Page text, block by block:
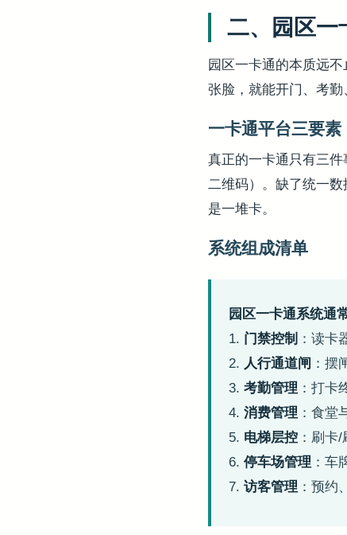
二、园区一
园区一卡通的本质远
张脸，就能开门、考勤
一卡通平台三要素
真正的一卡通只有三
二维码）。缺了统一
是一堆卡。
系统组成清单
园区一卡通系统通
1. 门禁控制 ：读卡
2. 人行通道闸 ：摆
3. 考勤管理 ：打卡
4. 消费管理 ：食堂
5. 电梯层控 ：刷卡
6. 停车场管理 ：车
7. 访客管理 ：预约